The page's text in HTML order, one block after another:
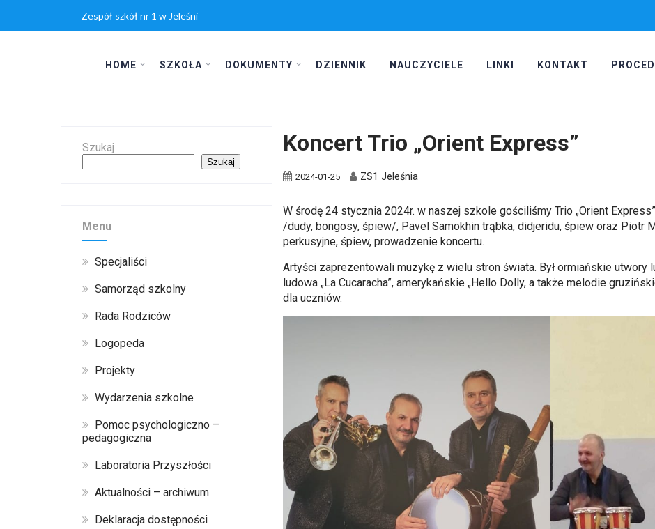
Zespół szkół nr 1 w Jeleśni
HOME SZKOŁA DOKUMENTY DZIENNIK NAUCZYCIELE LINKI KONTAKT
Szukaj
Szukaj
Menu
Specjaliści
Samorząd szkolny
Rada Rodziców
Logopeda
Projekty
Wydarzenia szkolne
Pomoc psychologiczno –
pedagogiczna
Laboratoria Przyszłości
Aktualności – archiwum
Deklaracja dostępności
Koncert Trio „Orient Express”
2024-01-25 ZS1 Jeleśnia
W środę 24 stycznia 2024r. w naszej szkole gościliśmy Trio „Orient
/dudy, bongosy, śpiew/, Pavel Samokhin trąbka, didjeridu, śpiew oraz Piotr
perkusyjne, śpiew, prowadzenie koncertu.
Artyści zaprezentowali muzykę z wielu stron świata. Był ormiańskie utwory
ludowa „La Cucaracha”, amerykańskie „Hello Dolly, a także melodie
dla uczniów.